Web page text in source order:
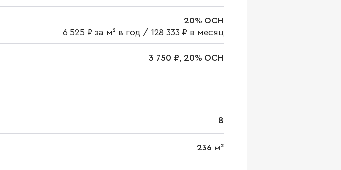
20% ОСН
6 525 ₽ за м² в год / 128 333 ₽ в месяц
3 750 ₽, 20% ОСН
8
236 м²